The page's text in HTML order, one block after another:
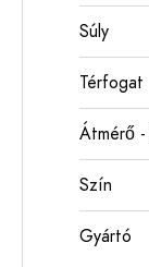
Súly
Térfogat
Átmérő -
Szín
Gyártó